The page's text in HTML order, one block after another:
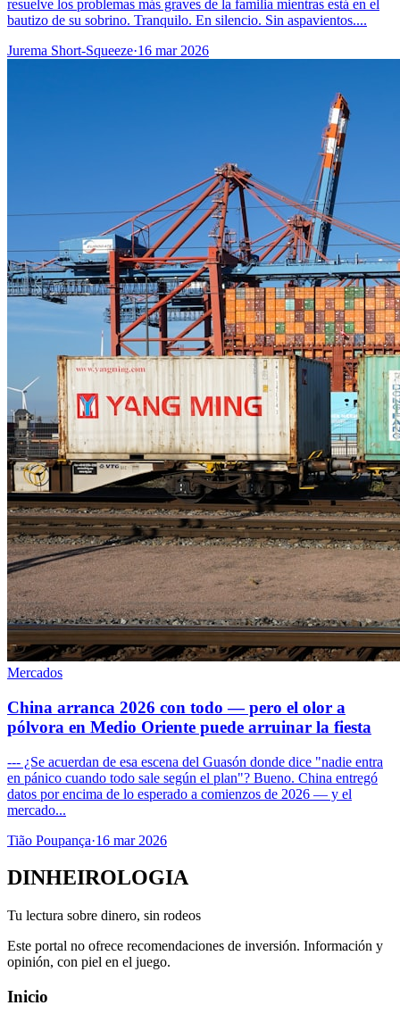
resuelve los problemas más graves de la familia mientras está en el
bautizo de su sobrino. Tranquilo. En silencio. Sin aspavientos....
Jurema Short-Squeeze·16 mar 2026
Mercados
China arranca 2026 con todo — pero el olor a
pólvora en Medio Oriente puede arruinar la fiesta
--- ¿Se acuerdan de esa escena del Guasón donde dice "nadie entra
en pánico cuando todo sale según el plan"? Bueno. China entregó
datos por encima de lo esperado a comienzos de 2026 — y el
mercado...
Tião Poupança·16 mar 2026
DINHEIROLOGIA
Tu lectura sobre dinero, sin rodeos
Este portal no ofrece recomendaciones de inversión. Información y
opinión, con piel en el juego.
Inicio